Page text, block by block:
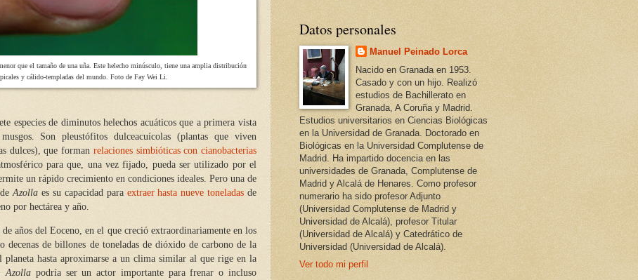
que el tamaño de una uña. Este helecho minúsculo, tiene una amplia distribución
y cálido-templadas del mundo. Foto de Fay Wei Li.
especies de diminutos helechos acuáticos que a primera vista
Son pleustófitos dulceacuícolas (plantas que viven
dulces), que forman relaciones simbióticas con cianobacterias
para que, una vez fijado, pueda ser utilizado por el
un rápido crecimiento en condiciones ideales. Pero una de
deAzolla es su capacidad para extraer hasta nueve toneladas de
por hectárea y año.
años del Eoceno, en el que creció extraordinariamente en los
decenas de billones de toneladas de dióxido de carbono de la
planeta hasta aproximarse a un clima similar al que rige en la
Azollapodría ser un actor importante para frenar o incluso
Datos personales
Manuel Peinado Lorca
Nacido en Granada en 1953.
Casado y con un hijo. Realizó
estudios de Bachillerato en
Granada, A Coruña y Madrid.
Estudios universitarios en Ciencias Biológicas
en la Universidad de Granada. Doctorado en
Biológicas en la Universidad Complutense de
Madrid. Ha impartido docencia en las
universidades de Granada, Complutense de
Madrid y Alcalá de Henares. Como profesor
numerario ha sido profesor Adjunto
(Universidad Complutense de Madrid y
Universidad de Alcalá), profesor Titular
(Universidad de Alcalá) y Catedrático de
Universidad (Universidad de Alcalá).
Ver todo mi perfil